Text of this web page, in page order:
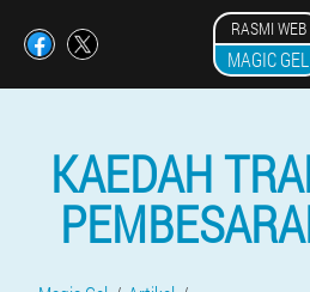
RASMI WEB
MAGIC GEL
KAEDAH